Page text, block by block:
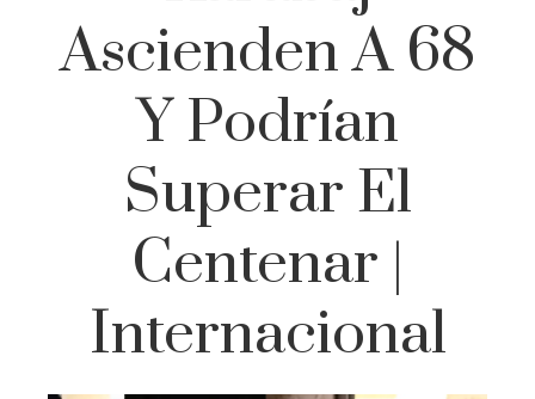
Ascienden A 68
Y Podrían
Superar El
Centenar |
Internacional